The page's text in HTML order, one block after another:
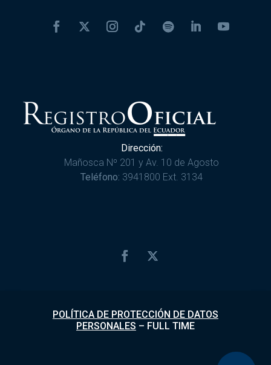
Dirección:
Mañosca Nº 201 y Av. 10 de Agosto
Teléfono: 3941800 Ext. 3134
POLÍTICA DE PROTECCIÓN DE DATOS
PERSONALES – FULL TIME